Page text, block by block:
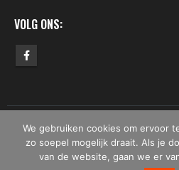
VOLG ONS:
© Copyright 2019 - 2026 - Bomber.nl.
We gebruiken cookies om ervoor
zo soepel mogelijk draait. Als je
van de website, gaan we er